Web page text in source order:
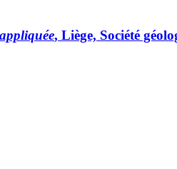
, Liège, Société